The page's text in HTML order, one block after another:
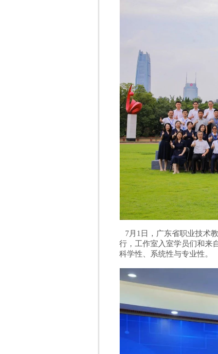
7月1日，广东省职业技术
行，工作室入室学员们和来
科学性、系统性与专业性。